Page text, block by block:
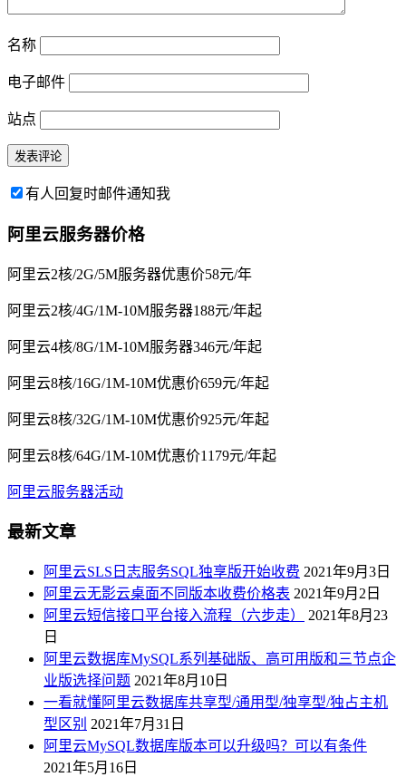
名称
电子邮件
站点
有人回复时邮件通知我
阿里云服务器价格
阿里云2核/2G/5M服务器优惠价58元/年
阿里云2核/4G/1M-10M服务器188元/年起
阿里云4核/8G/1M-10M服务器346元/年起
阿里云8核/16G/1M-10M优惠价659元/年起
阿里云8核/32G/1M-10M优惠价925元/年起
阿里云8核/64G/1M-10M优惠价1179元/年起
阿里云服务器活动
最新文章
阿里云SLS日志服务SQL独享版开始收费 2021年9月3日
阿里云无影云桌面不同版本收费价格表 2021年9月2日
阿里云短信接口平台接入流程（六步走）
2021年8月23
日
阿里云数据库MySQL系列基础版、高可用版和三节点企
业版选择问题 2021年8月10日
一看就懂阿里云数据库共享型/通用型/独享型/独占主机
型区别 2021年7月31日
阿里云MySQL数据库版本可以升级吗？可以有条件
2021年5月16日